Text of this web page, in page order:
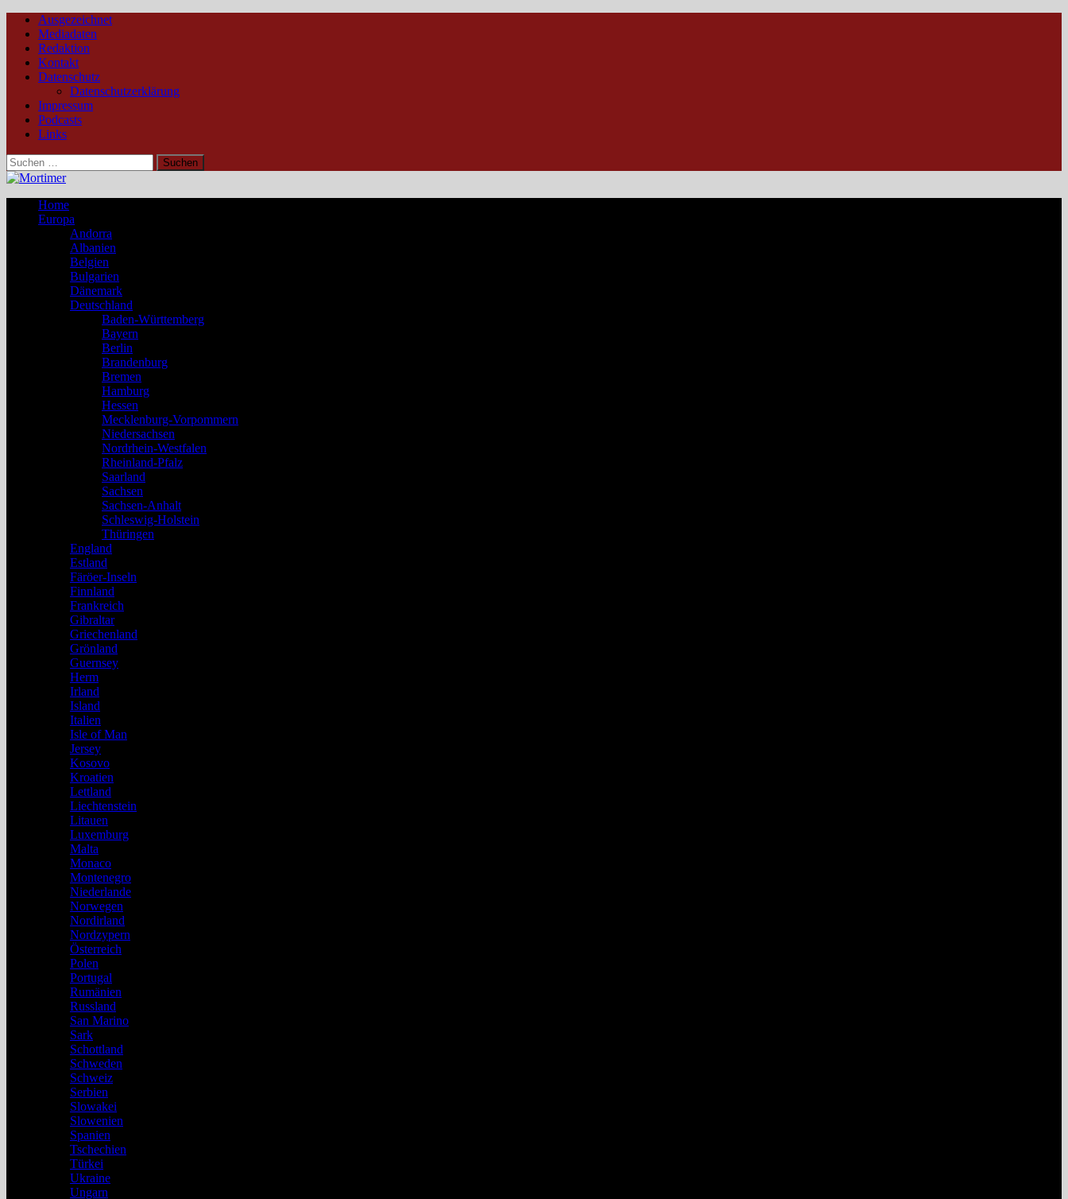
Ausgezeichnet
Mediadaten
Redaktion
Kontakt
Datenschutz
Datenschutzerklärung
Impressum
Podcasts
Links
Suchen
nach:
Home
Europa
Andorra
Albanien
Belgien
Bulgarien
Dänemark
Deutschland
Baden-Württemberg
Bayern
Berlin
Brandenburg
Bremen
Hamburg
Hessen
Mecklenburg-Vorpommern
Niedersachsen
Nordrhein-Westfalen
Rheinland-Pfalz
Saarland
Sachsen
Sachsen-Anhalt
Schleswig-Holstein
Thüringen
England
Estland
Färöer-Inseln
Finnland
Frankreich
Gibraltar
Griechenland
Grönland
Guernsey
Herm
Irland
Island
Italien
Isle of Man
Jersey
Kosovo
Kroatien
Lettland
Liechtenstein
Litauen
Luxemburg
Malta
Monaco
Montenegro
Niederlande
Norwegen
Nordirland
Nordzypern
Österreich
Polen
Portugal
Rumänien
Russland
San Marino
Sark
Schottland
Schweden
Schweiz
Serbien
Slowakei
Slowenien
Spanien
Tschechien
Türkei
Ukraine
Ungarn